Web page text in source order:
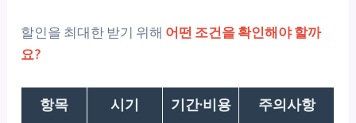
할인을 최대한 받기 위해 어떤 조건을 확인해야 할까
요?
항목 시기 기간·비용 주의사항